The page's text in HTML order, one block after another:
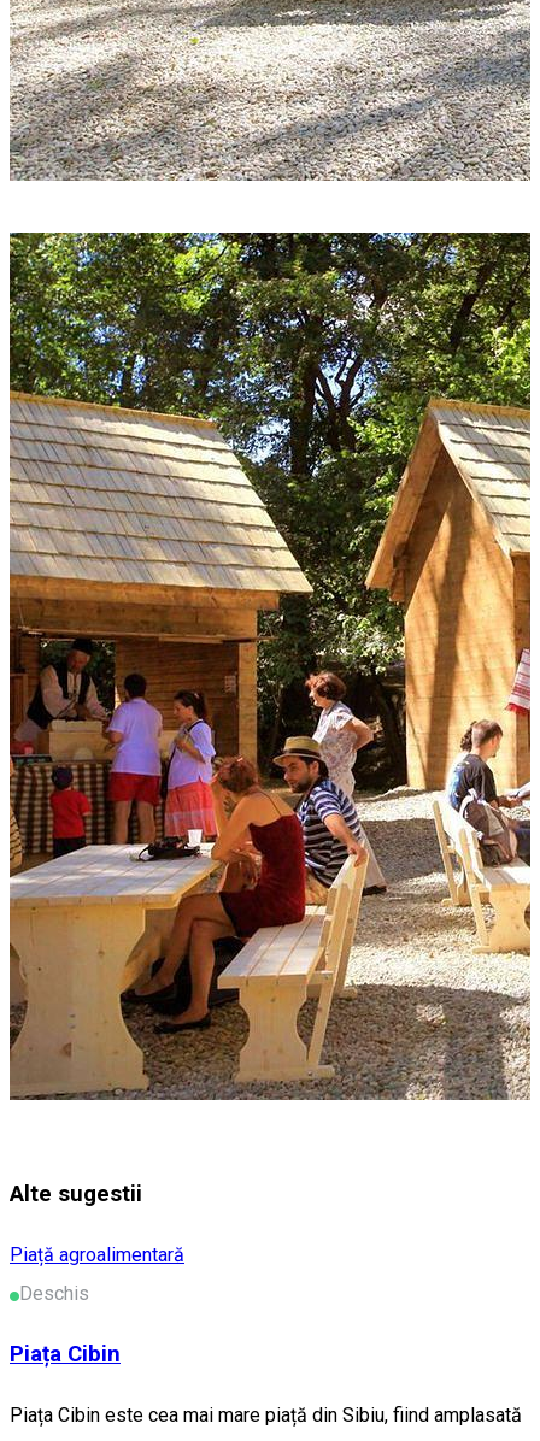
Alte sugestii
Piață agroalimentară
Deschis
Piața Cibin
Piața Cibin este cea mai mare piață din Sibiu, fiind amplasată